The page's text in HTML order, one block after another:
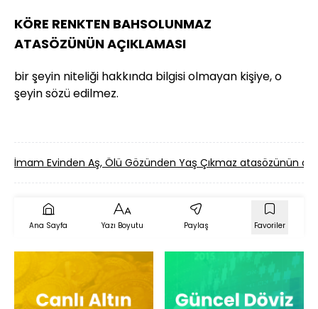
KÖRE RENKTEN BAHSOLUNMAZ
ATASÖZÜNÜN AÇIKLAMASI
bir şeyin niteliği hakkında bilgisi olmayan kişiye, o
şeyin sözü edilmez.
İmam Evinden Aş, Ölü Gözünden Yaş Çıkmaz atasözünün
Ana Sayfa Yazı Boyutu Paylaş Favoriler